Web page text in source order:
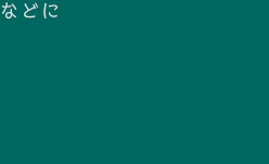
どに